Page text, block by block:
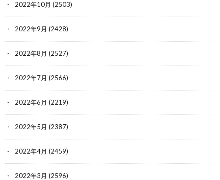
2022年10月 (2503)
2022年9月 (2428)
2022年8月 (2527)
2022年7月 (2566)
2022年6月 (2219)
2022年5月 (2387)
2022年4月 (2459)
2022年3月 (2596)